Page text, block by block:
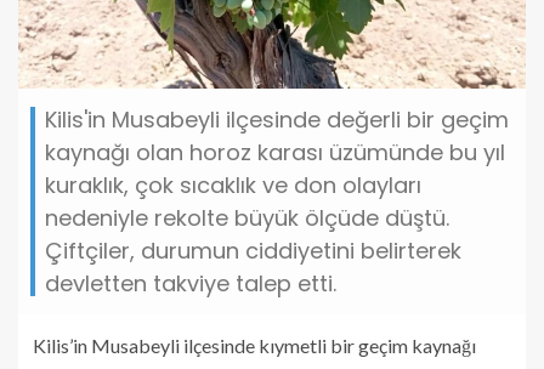
Kilis'in Musabeyli ilçesinde değerli bir geçim
kaynağı olan horoz karası üzümünde bu yıl
kuraklık, çok sıcaklık ve don olayları
nedeniyle rekolte büyük ölçüde düştü.
Çiftçiler, durumun ciddiyetini belirterek
devletten takviye talep etti.
Kilis’in Musabeyli ilçesinde kıymetli bir geçim kaynağı